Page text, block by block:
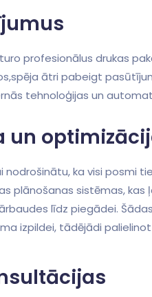
⁢profesionālus drukas
ātri pabeigt
tehnoloģijas ⁢un
un
ka visi posmi​
plānošanas sistēmas, kas
līdz ⁣piegādei.
izpildei, tādējādi